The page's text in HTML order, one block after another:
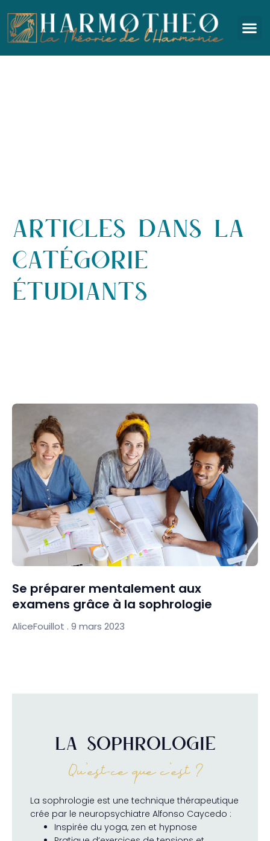
ARTICLES DANS LA
CATÉGORIE
ÉTUDIANTS
Se préparer mentalement aux
examens grâce à la sophrologie
AliceFouillot 9 mars 2023
LA SOPHROLOGIE
Qu'est-ce que c'est ?
La sophrologie est une technique thérapeutique
crée par le neuropsychiatre Alfonso Caycedo :
Inspirée du yoga, zen et hypnose